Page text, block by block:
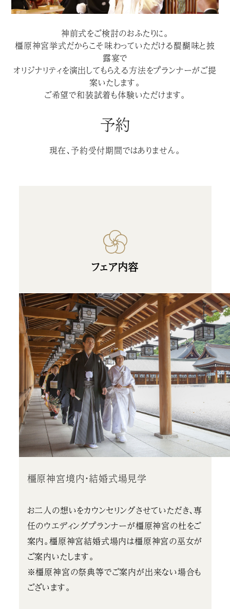
神前式をご検討のおふたりに。
橿原神宮挙式だからこそ味わっていただける醍醐味と披
露宴で
オリジナリティを演出してもらえる方法をプランナーがご提
案いたします。
ご希望で和装試着も体験いただけます。
予約
現在、予約受付期間ではありません。
フェア内容
橿原神宮境内・結婚式場見学
お二人の想いをカウンセリングさせていただき、専
任のウエディングプランナーが橿原神宮の杜をご
案内。橿原神宮結婚式場内は橿原神宮の巫女が
ご案内いたします。
※橿原神宮の祭典等でご案内が出来ない場合も
ございます。